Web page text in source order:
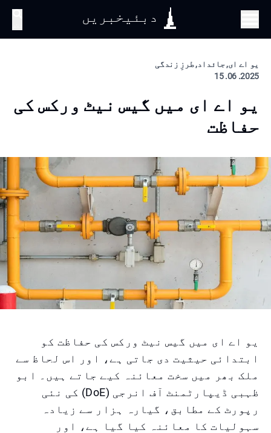
دبئیخبریں
یو اے ای, جائداد, طرزِ زندگی
2025. 06. 15
یو اے ای میں گیس نیٹ ورکس کی
حفاظت
یو اے ای میں گیس نیٹ ورکس کی حفاظت کو
ابتدائی حیثیت دی جاتی ہے، اور اس لحاظ سے
ملک بھر میں سخت معائنہ کیے جاتے ہیں۔ ابو
ظہبی ڈیپارٹمنٹ آف انرجی (DoE) کی نئی
رپورٹ کے مطابق، گیارہ ہزار سے زیادہ
سہولیات کا معائنہ کیا گیا ہے، اور